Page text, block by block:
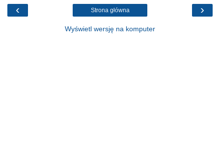
‹ ›
Strona główna
Wyświetl wersję na komputer